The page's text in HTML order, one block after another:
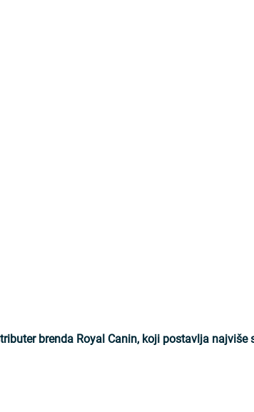
brenda Royal Canin, koji postavlja